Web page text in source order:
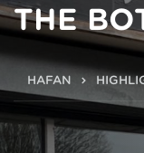
THE
HAFAN